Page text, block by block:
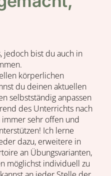
jedoch bist du auch in
körperlichen
du deinen aktuellen
selbstständig anpassen
des Unterrichts nach
sehr offen und
Ich lerne
dazu, erweitere in
an Übungsvarianten,
möglichst individuell zu